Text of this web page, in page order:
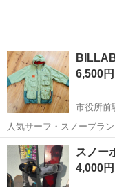
6,500円
市役所前
人気サーフ・スノーブラ
ド・スキーウェア♪ CALTYR series: ライダーのフィードバックに基づ
いて設計された、機能性
長野 長野市 市役
スノー
4,000円